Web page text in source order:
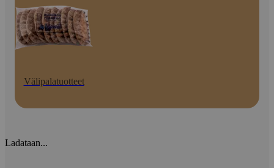
Välipalatuotteet
Ladataan...